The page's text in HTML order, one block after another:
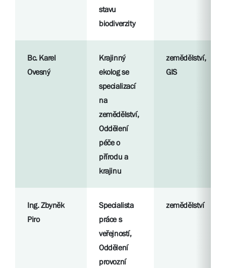
stavu
biodiverzity
Bc. Karel
Ovesný
Krajinný
ekolog se
specializací
na
zemědělství,
Oddělení
péče o
přírodu a
krajinu
zemědělství,
GIS
Ing. Zbyněk
Piro
Specialista
práce s
veřejností,
Oddělení
provozní
zemědělství